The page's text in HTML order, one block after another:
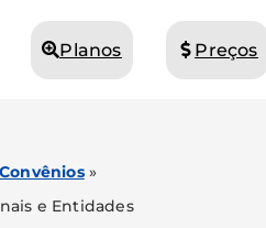
Planos Preços
»
e Entidades